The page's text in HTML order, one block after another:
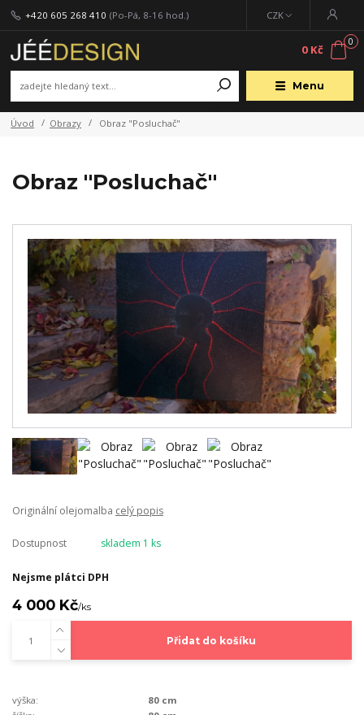
Menu
CZK
+420 605 268 410 (Po-Pá, 8-16 hod.)
0
0 Kč
Úvod Obrazy Obraz "Posluchač"
Obraz "Posluchač"
Originální olejomalba celý popis
Dostupnost skladem 1 ks
Nejsme plátci DPH
4 000 Kč/ks
Přidat do košíku
výška:
80 cm